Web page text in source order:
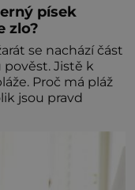
písek
zlo?
se nachází část
Jistě k
Proč má pláž
zbarvení? Nakolik jsou pravd